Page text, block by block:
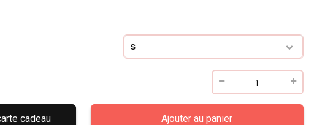
Ajouter au panier
cadeau